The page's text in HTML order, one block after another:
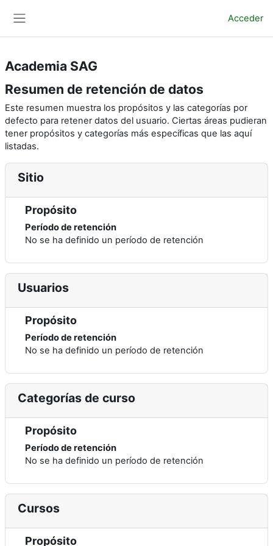
Acceder
Academia SAG
Resumen de retención de datos
Este resumen muestra los propósitos y las categorías por
defecto para retener datos del usuario. Ciertas áreas pudieran
tener propósitos y categorías más específicas que las aquí
listadas.
Sitio
Propósito
Período de retención
No se ha definido un período de retención
Usuarios
Propósito
Período de retención
No se ha definido un período de retención
Categorías de curso
Propósito
Período de retención
No se ha definido un período de retención
Cursos
Propósito